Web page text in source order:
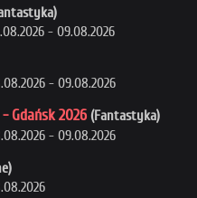
- 09.08.2026
- 09.08.2026
Gdańsk 2026 (Fantastyka)
- 09.08.2026